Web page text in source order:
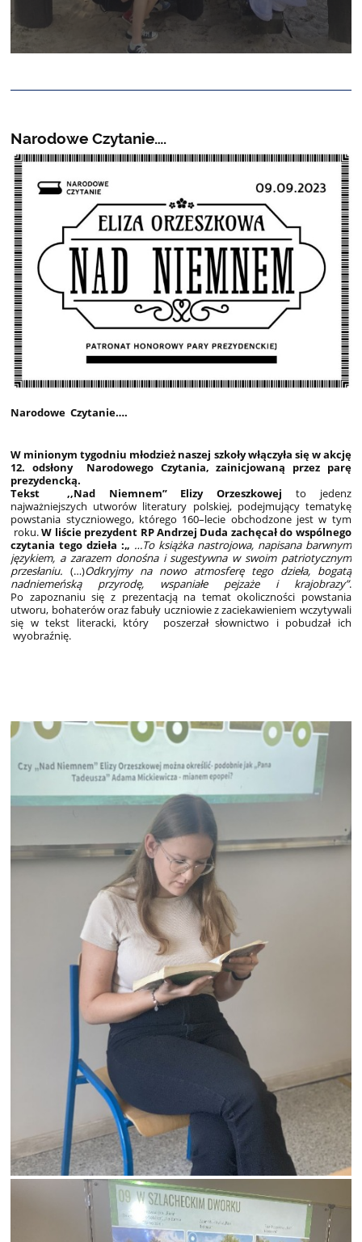
Narodowe Czytanie….
Narodowe Czytanie….
W minionym tygodniu młodzież naszej szkoły włączyła się w akcję
12. odsłony Narodowego Czytania, zainicjowaną przez parę
prezydencką.
Tekst ,,Nad Niemnem” Elizy Orzeszkowej to jedenz
najważniejszych utworów literatury polskiej, podejmujący tematykę
powstania styczniowego, którego 160–lecie obchodzone jest w tym
roku.W liście prezydent RP Andrzej Duda zachęcał do wspólnego
czytania tego dzieła :„ …To książka nastrojowa, napisana barwnym
językiem, a zarazem donośna i sugestywna w swoim patriotycznym
przesłaniu. (…)Odkryjmy na nowo atmosferę tego dzieła, bogatą
nadniemeńską przyrodę, wspaniałe pejzaże i krajobrazy”.
Po zapoznaniu się z prezentacją na temat okoliczności powstania
utworu, bohaterów oraz fabuły uczniowie z zaciekawieniem wczytywali
się w tekst literacki, który poszerzał słownictwo i pobudzał ich
wyobraźnię.